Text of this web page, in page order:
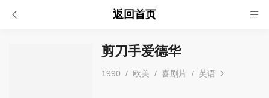
返回首页
剪刀手爱德华
1990 / 欧美 / 喜剧片 / 英语